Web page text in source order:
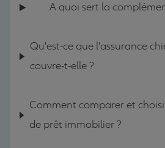
A quoi sert la
Qu'est-ce que l'assurance
couvre-t-elle ?
Comment comparer et
de prêt immobilier ?